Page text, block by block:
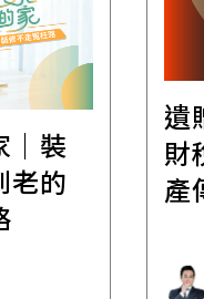
｜裝
老的
遺
財
產